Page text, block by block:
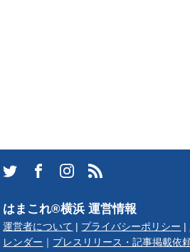
はまこれ®横浜 運営情報
運営者について プライバシーポリシー
レンダー
プレスリリース・記事掲載依